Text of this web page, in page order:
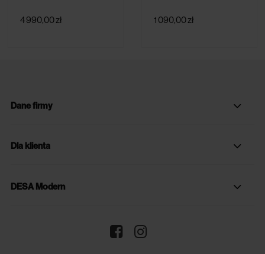
4 990,00 zł 1 090,00 zł
Dane firmy
Dla klienta
DESA Modern